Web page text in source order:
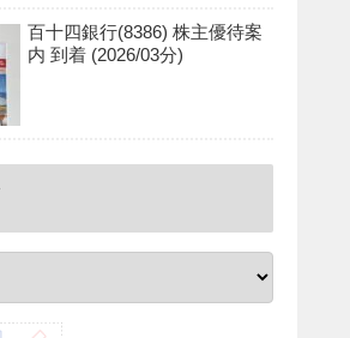
百十四銀行(8386) 株主優待案
内 到着 (2026/03分)